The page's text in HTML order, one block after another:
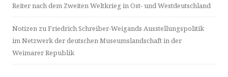
Reiter nach dem Zweiten Weltkrieg in Ost- und Westdeutschland
Notizen zu Friedrich Schreiber-Weigands Ausstellungspolitik
im Netzwerk der deutschen Museumslandschaft in der
Weimarer Republik